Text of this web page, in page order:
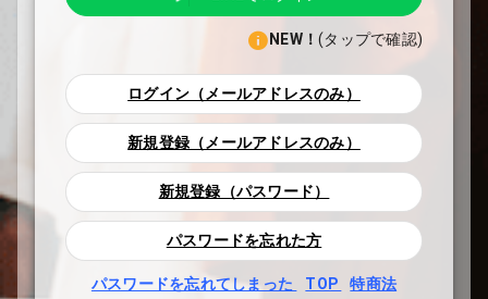
NEW！ (タップで確認)
ログイン（メールアドレスのみ）
新規登録（メールアドレスのみ）
新規登録（パスワード）
パスワードを忘れた方
パスワードを忘れてしまった TOP 特商法